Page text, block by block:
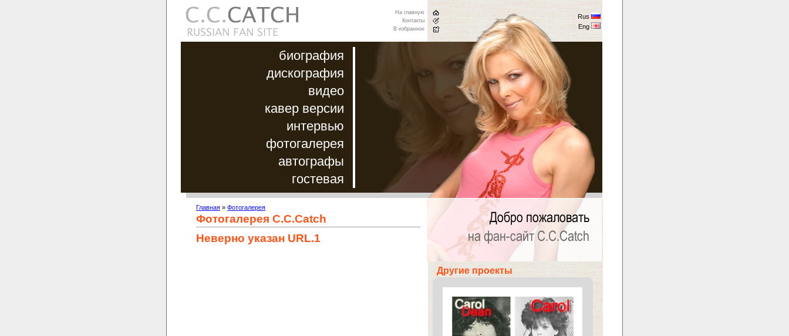
биография
дискография
видео
кавер версии
интервью
фотогалерея
автографы
гостевая
На главную
Контакты
В избранное
Rus
Eng
Главная » Фотогалерея
Фотогалерея C.C.Catch
Неверно указан URL.1
Другие проекты